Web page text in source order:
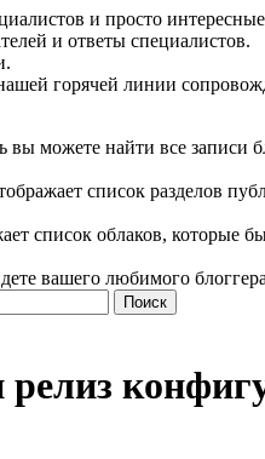
и просто
и ответы специалистов.
горячей линии
вы можете найти все записи
список разделов
список облаков, которые
вашего любимого
Поиск